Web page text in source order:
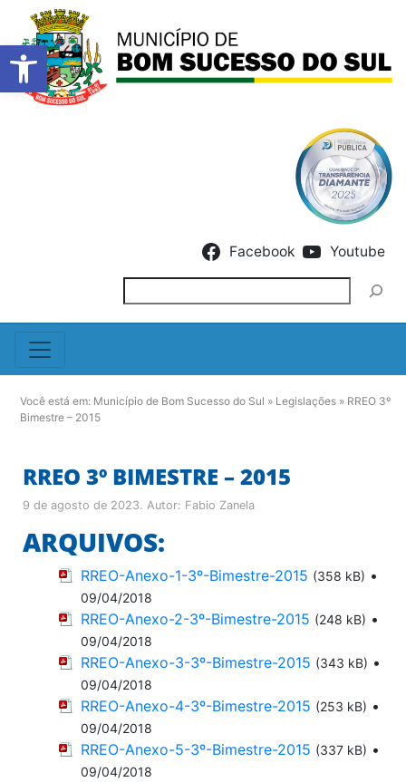
Barra de Ferramentas
Facebook Youtube
Você está em: Município de Bom Sucesso do Sul » Legislações » RREO 3º
Bimestre – 2015
RREO 3º BIMESTRE – 2015
9 de agosto de 2023. Autor: Fabio Zanela
ARQUIVOS:
RREO-Anexo-1-3º-Bimestre-2015 (358 kB) •
09/04/2018
RREO-Anexo-2-3º-Bimestre-2015 (248 kB) •
09/04/2018
RREO-Anexo-3-3º-Bimestre-2015 (343 kB) •
09/04/2018
RREO-Anexo-4-3º-Bimestre-2015 (253 kB) •
09/04/2018
RREO-Anexo-5-3º-Bimestre-2015 (337 kB) •
09/04/2018